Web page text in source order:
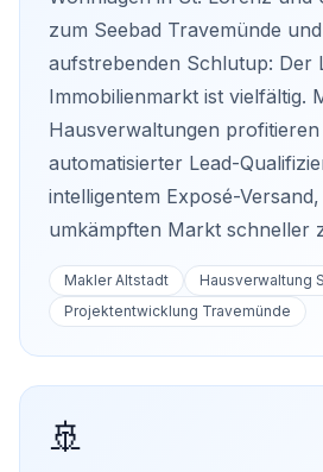
zum Seebad Travemünde
aufstrebenden Schlutup: Der
Immobilienmarkt ist vielfältig.
Hausverwaltungen
automatisierter Lead-
intelligentem Exposé-
umkämpften Markt schneller
Makler Altstadt
Hausverwaltung
Projektentwicklung Travemünde
🚢